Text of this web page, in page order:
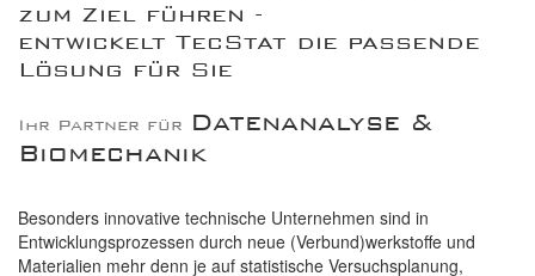
zum Ziel führen -
entwickelt TecStat die passende
Lösung für Sie
Ihr Partner für Datenanalyse &
Biomechanik
Besonders innovative technische Unternehmen sind in
Entwicklungsprozessen durch neue (Verbund)werkstoffe und
Materialien mehr denn je auf statistische Versuchsplanung,